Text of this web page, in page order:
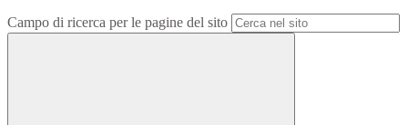
Campo di ricerca per le pagine del sito